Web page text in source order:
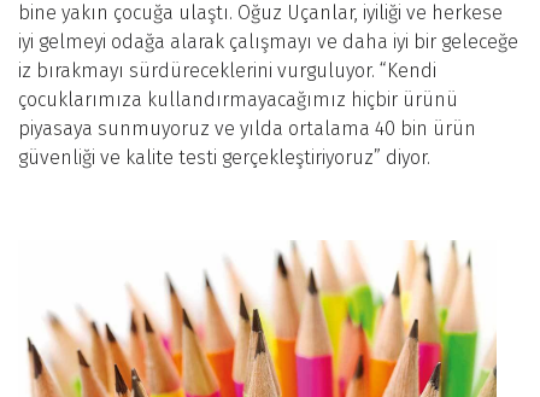
bine yakın çocuğa ulaştı. Oğuz Uçanlar, iyiliği ve herkese
iyi gelmeyi odağa alarak çalışmayı ve daha iyi bir geleceğe
iz bırakmayı sürdüreceklerini vurguluyor. “Kendi
çocuklarımıza kullandırmayacağımız hiçbir ürünü
piyasaya sunmuyoruz ve yılda ortalama 40 bin ürün
güvenliği ve kalite testi gerçekleştiriyoruz” diyor.